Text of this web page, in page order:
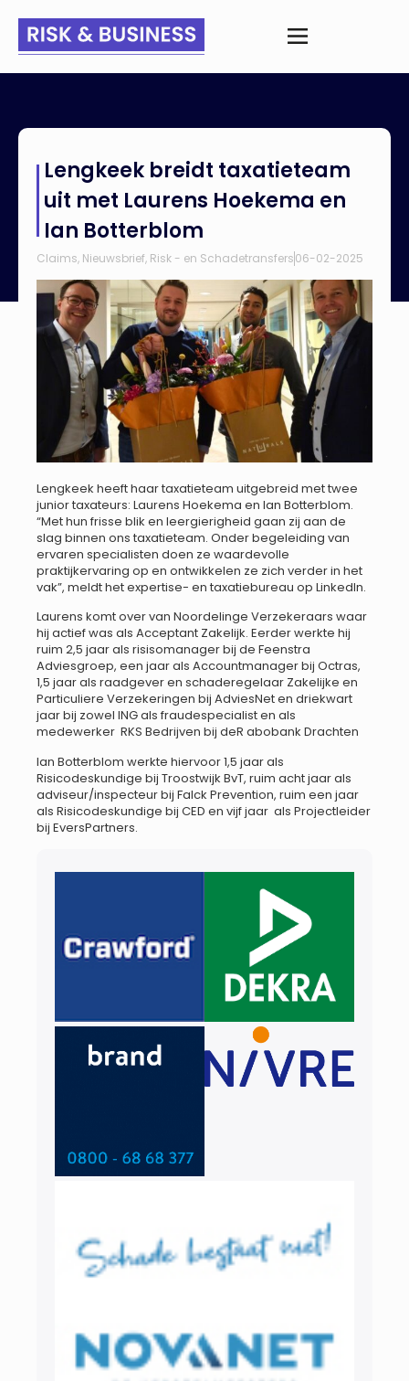
Hoekema en Ian Botterblom
Lengkeek breidt taxatieteam
uit met Laurens Hoekema en
Ian Botterblom
Claims, Nieuwsbrief, Risk - en Schadetransfers06-02-2025
Lengkeek heeft haar taxatieteam uitgebreid met twee
junior taxateurs: Laurens Hoekema en Ian Botterblom.
“Met hun frisse blik en leergierigheid gaan zij aan de
slag binnen ons taxatieteam. Onder begeleiding van
ervaren specialisten doen ze waardevolle
praktijkervaring op en ontwikkelen ze zich verder in het
vak”, meldt het expertise- en taxatiebureau op LinkedIn.
Laurens komt over van Noordelinge Verzekeraars waar
hij actief was als Acceptant Zakelijk. Eerder werkte hij
ruim 2,5 jaar als risisomanager bij de Feenstra
Adviesgroep, een jaar als Accountmanager bij Octras,
1,5 jaar als raadgever en schaderegelaar Zakelijke en
Particuliere Verzekeringen bij AdviesNet en driekwart
jaar bij zowel ING als fraudespecialist en als
medewerker RKS Bedrijven bij deR abobank Drachten
Ian Botterblom werkte hiervoor 1,5 jaar als
Risicodeskundige bij Troostwijk BvT, ruim acht jaar als
adviseur/inspecteur bij Falck Prevention, ruim een jaar
als Risicodeskundige bij CED en vijf jaar als Projectleider
bij EversPartners.